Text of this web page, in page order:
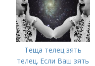
Теща телец зять
телец. Если Ваш зять